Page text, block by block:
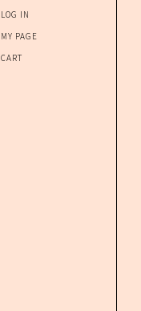
LOG IN
MY PAGE
CART